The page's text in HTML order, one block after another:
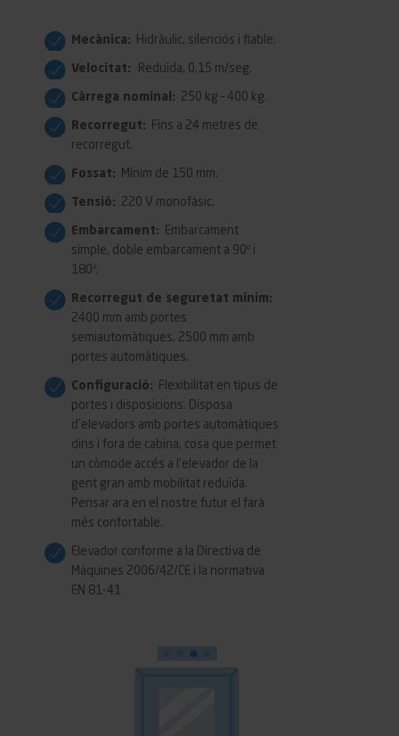
Mecànica: Hidràulic, silenciós i fiable.
Velocitat: Reduïda, 0.15 m/seg.
Càrrega nominal: 250 kg – 400 kg.
Recorregut: Fins a 24 metres de
recorregut.
Fossat: Mínim de 150 mm.
Tensió: 220 V monofàsic.
Embarcament: Embarcament
simple, doble embarcament a 90º i
180º.
Recorregut de seguretat mínim:
2400 mm amb portes
semiautomàtiques, 2500 mm amb
portes automàtiques.
Configuració: Flexibilitat en tipus de
portes i disposicions. Disposa
d’elevadors amb portes automàtiques
dins i fora de cabina, cosa que permet
un còmode accés a l’elevador de la
gent gran amb mobilitat reduïda.
Pensar ara en el nostre futur el farà
més confortable.
Elevador conforme a la Directiva de
Màquines 2006/42/CE i la normativa
EN 81-41